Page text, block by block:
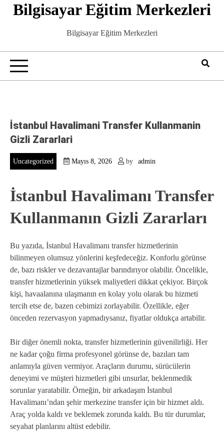
SkipBilgisayar Eğitim Merkezleri
Bilgisayar Eğitim Merkezleri
İstanbul Havalimani Transfer Kullanmanin
Gizli Zararlari
Uncategorized Mayıs 8, 2026 by admin
İstanbul Havalimanı Transfer
Kullanmanın Gizli Zararları
Bu yazıda, İstanbul Havalimanı transfer hizmetlerinin
bilinmeyen olumsuz yönlerini keşfedeceğiz. Konforlu görünse
de, bazı riskler ve dezavantajlar barındırıyor olabilir. Öncelikle,
transfer hizmetlerinin yüksek maliyetleri dikkat çekiyor. Birçok
kişi, havaalanına ulaşmanın en kolay yolu olarak bu hizmeti
tercih etse de, bazen cebimizi zorlayabilir. Özellikle, eğer
önceden rezervasyon yapmadıysanız, fiyatlar oldukça artabilir.
Bir diğer önemli nokta, transfer hizmetlerinin güvenilirliği. Her
ne kadar çoğu firma profesyonel görünse de, bazıları tam
anlamıyla güven vermiyor. Araçların durumu, sürücülerin
deneyimi ve müşteri hizmetleri gibi unsurlar, beklenmedik
sorunlar yaratabilir. Örneğin, bir arkadaşım İstanbul
Havalimanı’ndan şehir merkezine transfer için bir hizmet aldı.
Araç yolda kaldı ve beklemek zorunda kaldı. Bu tür durumlar,
seyahat planlarını altüst edebilir.